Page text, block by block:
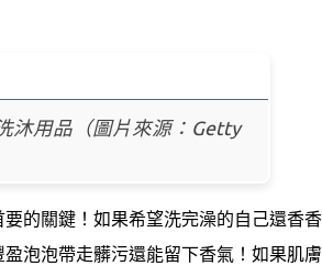
沐用品（圖片來源：Getty
的關鍵！如果希望洗完澡的自己還香
泡泡帶走髒污還能留下香氣！如果肌